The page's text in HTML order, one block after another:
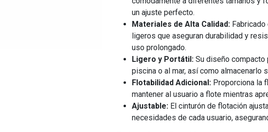
un ajuste perfecto.
Materiales de Alta Calidad:
ligeros que aseguran durabilidad y
uso prolongado.
Ligero y Portátil: Su diseño
piscina o al mar, así como almacenarlo
Flotabilidad Adicional: Proporciona la
mantener al usuario a flote mientras
Ajustable: El cinturón de flotación
necesidades de cada usuario,